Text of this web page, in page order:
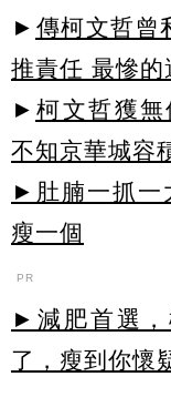
► 傳柯文哲曾
推責任 最慘的
► 柯文哲獲無
不知京華城容
►肚腩一抓一
瘦一個
PR
►減肥首選，
了，瘦到你懷